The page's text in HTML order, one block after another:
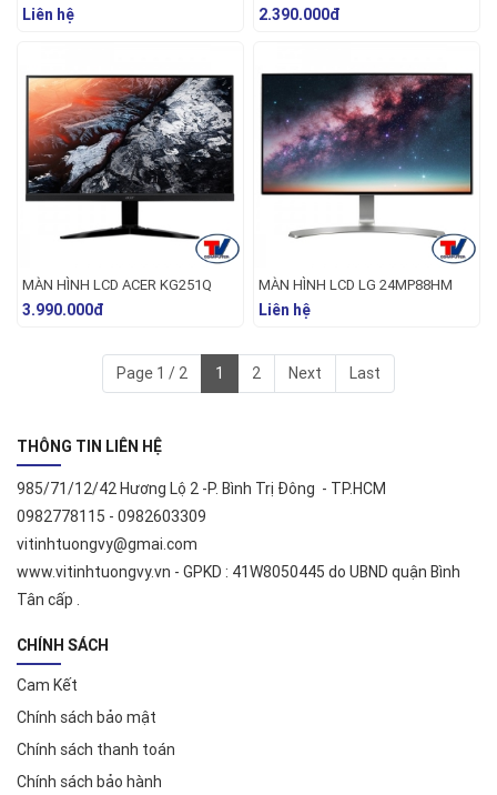
Liên hệ 2.390.000đ
MÀN HÌNH LCD ACER KG251Q
3.990.000đ
MÀN HÌNH LCD LG 24MP88HM
Liên hệ
Page 1 / 2 1 2 Next Last
THÔNG TIN LIÊN HỆ
985/71/12/42 Hương Lộ 2 -P. Bình Trị Đông - TP.HCM
0982778115 - 0982603309
vitinhtuongvy@gmai.com
www.vitinhtuongvy.vn - GPKD : 41W8050445 do UBND quận Bình
Tân cấp .
CHÍNH SÁCH
Cam Kết
Chính sách bảo mật
Chính sách thanh toán
Chính sách bảo hành